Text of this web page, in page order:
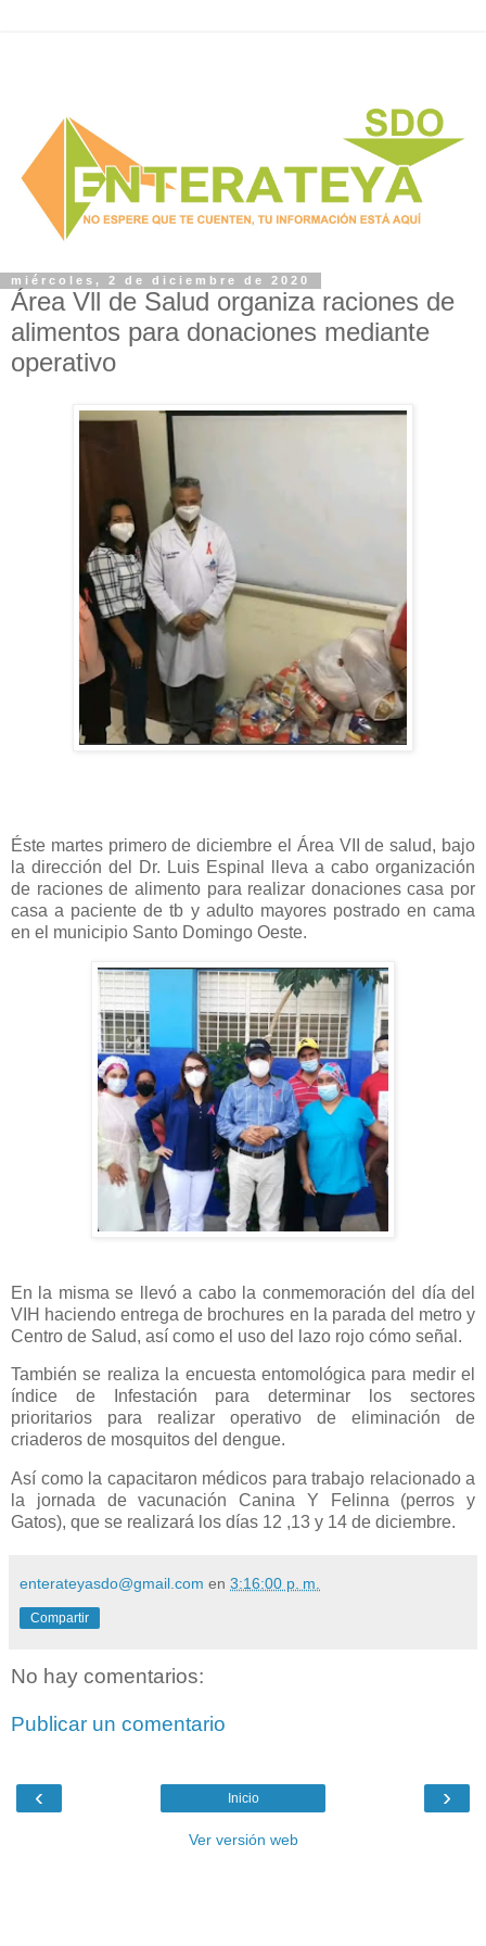
miércoles, 2 de diciembre de 2020
Área Vll de Salud organiza raciones de
alimentos para donaciones mediante
operativo
Éste martes primero de diciembre el Área VII de salud, bajo
la dirección del Dr. Luis Espinal lleva a cabo organización
de raciones de alimento para realizar donaciones casa por
casa a paciente de tb y adulto mayores postrado en cama
en el municipio Santo Domingo Oeste.
En la misma se llevó a cabo la conmemoración del día del
VIH haciendo entrega de brochures en la parada del metro y
Centro de Salud, así como el uso del lazo rojo cómo señal.
También se realiza la encuesta entomológica para medir el
índice de Infestación para determinar los sectores
prioritarios para realizar operativo de eliminación de
criaderos de mosquitos del dengue.
Así como la capacitaron médicos para trabajo relacionado a
la jornada de vacunación Canina Y Felinna (perros y
Gatos), que se realizará los días 12 ,13 y 14 de diciembre.
enterateyasdo@gmail.com en 3:16:00 p. m.
Compartir
No hay comentarios:
Publicar un comentario
‹ ›
Inicio
Ver versión web